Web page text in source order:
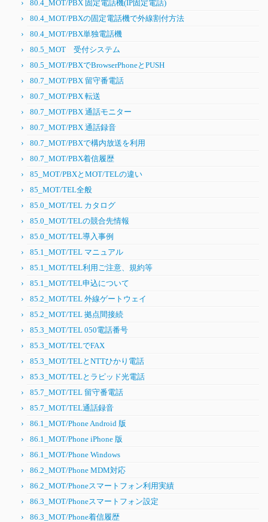
80.4_MOT/PBX 固定電話機(IP固定電話)
80.4_MOT/PBXの固定電話機で外線割付方法
80.4_MOT/PBX単独電話機
80.5_MOT 受付システム
80.5_MOT/PBXでBrowserPhoneとPUSH
80.7_MOT/PBX 留守番電話
80.7_MOT/PBX 転送
80.7_MOT/PBX 通話モニター
80.7_MOT/PBX 通話録音
80.7_MOT/PBXで構内放送を利用
80.7_MOT/PBX着信履歴
85_MOT/PBXとMOT/TELの違い
85_MOT/TEL全般
85.0_MOT/TEL カタログ
85.0_MOT/TELの競合先情報
85.0_MOT/TEL導入事例
85.1_MOT/TEL マニュアル
85.1_MOT/TEL利用ご注意、規約等
85.1_MOT/TEL申込について
85.2_MOT/TEL 外線ゲートウェイ
85.2_MOT/TEL 拠点間接続
85.3_MOT/TEL 050電話番号
85.3_MOT/TELでFAX
85.3_MOT/TELとNTTひかり電話
85.3_MOT/TELとラピッド光電話
85.7_MOT/TEL 留守番電話
85.7_MOT/TEL通話録音
86.1_MOT/Phone Android 版
86.1_MOT/Phone iPhone 版
86.1_MOT/Phone Windows
86.2_MOT/Phone MDM対応
86.2_MOT/Phoneスマートフォン利用実績
86.3_MOT/Phoneスマートフォン設定
86.3_MOT/Phone着信履歴